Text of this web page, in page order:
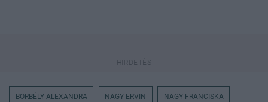
BORBÉLY ALEXANDRA NAGY ERVIN NAGY FRANCISKA